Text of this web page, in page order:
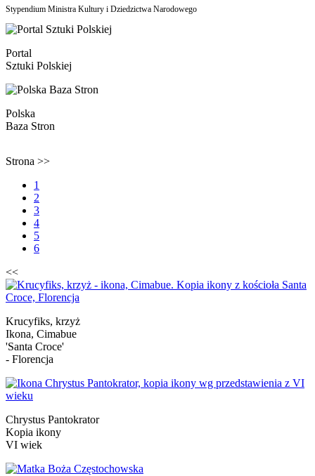
Stypendium Ministra Kultury i Dziedzictwa Narodowego
Portal
Sztuki Polskiej
Polska
Baza Stron
Strona >>
1
2
3
4
5
6
<<
Krucyfiks, krzyż
Ikona, Cimabue
'Santa Croce'
- Florencja
Chrystus Pantokrator
Kopia ikony
VI wiek